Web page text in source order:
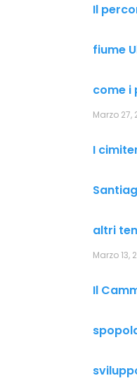
Il
fiume
come i
Marzo 27,
I
altri
Marzo 13,
Il